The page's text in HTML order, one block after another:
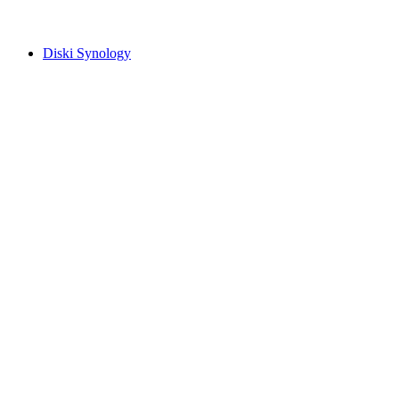
Diski Synology